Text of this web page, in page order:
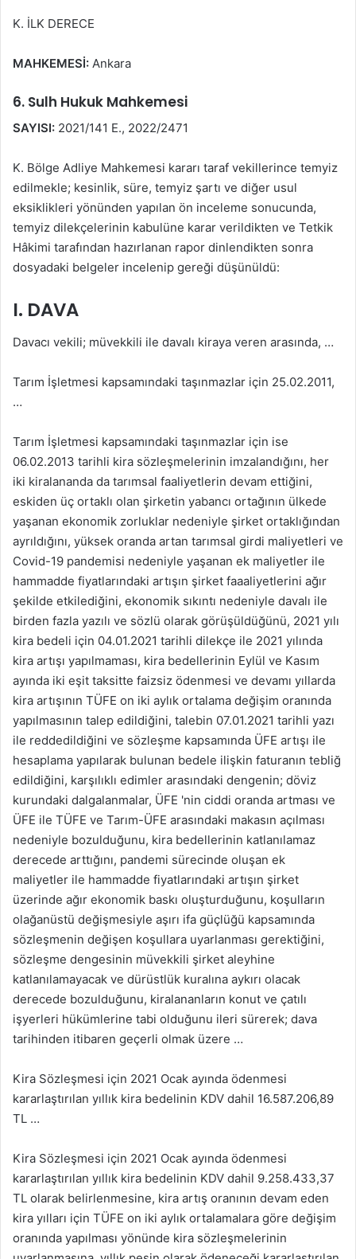
K. İLK DERECE
MAHKEMESİ: Ankara
6. Sulh Hukuk Mahkemesi
SAYISI: 2021/141 E., 2022/2471
K. Bölge Adliye Mahkemesi kararı taraf vekillerince temyiz
edilmekle; kesinlik, süre, temyiz şartı ve diğer usul
eksiklikleri yönünden yapılan ön inceleme sonucunda,
temyiz dilekçelerinin kabulüne karar verildikten ve Tetkik
Hâkimi tarafından hazırlanan rapor dinlendikten sonra
dosyadaki belgeler incelenip gereği düşünüldü:
I. DAVA
Davacı vekili; müvekkili ile davalı kiraya veren arasında, …
Tarım İşletmesi kapsamındaki taşınmazlar için 25.02.2011,
…
Tarım İşletmesi kapsamındaki taşınmazlar için ise
06.02.2013 tarihli kira sözleşmelerinin imzalandığını, her
iki kiralananda da tarımsal faaliyetlerin devam ettiğini,
eskiden üç ortaklı olan şirketin yabancı ortağının ülkede
yaşanan ekonomik zorluklar nedeniyle şirket ortaklığından
ayrıldığını, yüksek oranda artan tarımsal girdi maliyetleri ve
Covid-19 pandemisi nedeniyle yaşanan ek maliyetler ile
hammadde fiyatlarındaki artışın şirket faaaliyetlerini ağır
şekilde etkilediğini, ekonomik sıkıntı nedeniyle davalı ile
birden fazla yazılı ve sözlü olarak görüşüldüğünü, 2021 yılı
kira bedeli için 04.01.2021 tarihli dilekçe ile 2021 yılında
kira artışı yapılmaması, kira bedellerinin Eylül ve Kasım
ayında iki eşit taksitte faizsiz ödenmesi ve devamı yıllarda
kira artışının TÜFE on iki aylık ortalama değişim oranında
yapılmasının talep edildiğini, talebin 07.01.2021 tarihli yazı
ile reddedildiğini ve sözleşme kapsamında ÜFE artışı ile
hesaplama yapılarak bulunan bedele ilişkin faturanın tebliğ
edildiğini, karşılıklı edimler arasındaki dengenin; döviz
kurundaki dalgalanmalar, ÜFE 'nin ciddi oranda artması ve
ÜFE ile TÜFE ve Tarım-ÜFE arasındaki makasın açılması
nedeniyle bozulduğunu, kira bedellerinin katlanılamaz
derecede arttığını, pandemi sürecinde oluşan ek
maliyetler ile hammadde fiyatlarındaki artışın şirket
üzerinde ağır ekonomik baskı oluşturduğunu, koşulların
olağanüstü değişmesiyle aşırı ifa güçlüğü kapsamında
sözleşmenin değişen koşullara uyarlanması gerektiğini,
sözleşme dengesinin müvekkili şirket aleyhine
katlanılamayacak ve dürüstlük kuralına aykırı olacak
derecede bozulduğunu, kiralananların konut ve çatılı
işyerleri hükümlerine tabi olduğunu ileri sürerek; dava
tarihinden itibaren geçerli olmak üzere …
Kira Sözleşmesi için 2021 Ocak ayında ödenmesi
kararlaştırılan yıllık kira bedelinin KDV dahil 16.587.206,89
TL …
Kira Sözleşmesi için 2021 Ocak ayında ödenmesi
kararlaştırılan yıllık kira bedelinin KDV dahil 9.258.433,37
TL olarak belirlenmesine, kira artış oranının devam eden
kira yılları için TÜFE on iki aylık ortalamalara göre değişim
oranında yapılması yönünde kira sözleşmelerinin